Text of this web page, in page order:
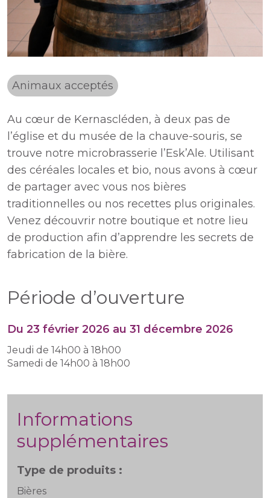
Animaux acceptés
Au cœur de Kernascléden, à deux pas de
l’église et du musée de la chauve-souris, se
trouve notre microbrasserie l’Esk’Ale. Utilisant
des céréales locales et bio, nous avons à cœur
de partager avec vous nos bières
traditionnelles ou nos recettes plus originales.
Venez découvrir notre boutique et notre lieu
de production afin d’apprendre les secrets de
fabrication de la bière.
Période d’ouverture
Du 23 février 2026 au 31 décembre 2026
Jeudi de 14h00 à 18h00
Samedi de 14h00 à 18h00
Informations
supplémentaires
Type de produits :
Bières